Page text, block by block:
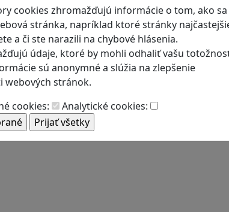
cookies zhromažďujú informácie o tom, ako sa
stránka, napríklad ktoré stránky
a či ste narazili na chybové hlásenia.
údaje, ktoré by mohli odhaliť vašu
sú anonymné a slúžia na zlepšenie
webových stránok.
cookies:
Analytické cookies: